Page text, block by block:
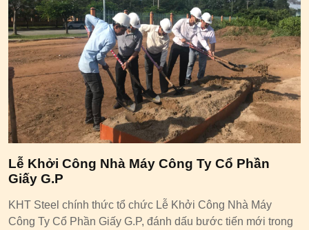
Lễ Khởi Công Nhà Máy Công Ty Cổ Phần
Giấy G.P
KHT Steel chính thức tổ chức Lễ Khởi Công Nhà Máy
Công Ty Cổ Phần Giấy G.P, đánh dấu bước tiến mới trong